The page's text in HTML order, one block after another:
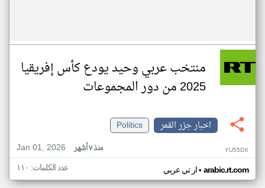
منتخب عربي وحيد يودع كأس إفريقيا
2025 من دور المجموعات
اخبار جزر القمر
Politics
Jan 01, 2026
منذ ٧ أشهر YU55DX
ار تي عربي• arabic.rt.com عدد الكلمات: ١١٠